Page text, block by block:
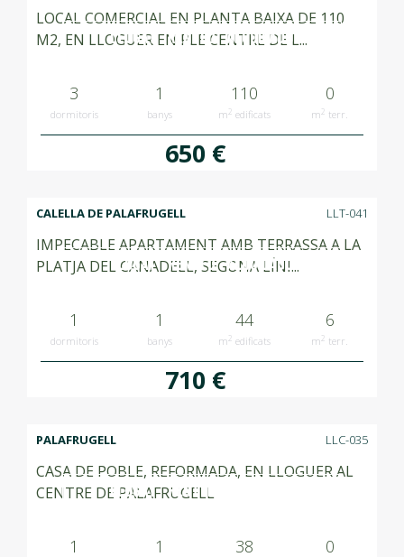
LLOGAT RENTED ALQUILADO
LOCAL COMERCIAL EN PLANTA BAIXA DE 110
M2, EN LLOGUER EN PLE CENTRE DE L...
3
dormitoris
1
banys
110
m2 edificats
0
m2 terr.
650 €
LLOGAT RENTED ALQUILADO
CALELLA DE PALAFRUGELL LLT-041
IMPECABLE APARTAMENT AMB TERRASSA A LA
PLATJA DEL CANADELL, SEGONA LÍNI...
1
dormitoris
1
banys
44
m2 edificats
6
m2 terr.
710 €
LLOGAT RENTED ALQUILADO
PALAFRUGELL LLC-035
CASA DE POBLE, REFORMADA, EN LLOGUER AL
CENTRE DE PALAFRUGELL
1 1 38 0